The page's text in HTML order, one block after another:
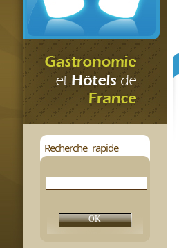
Recherche rapide